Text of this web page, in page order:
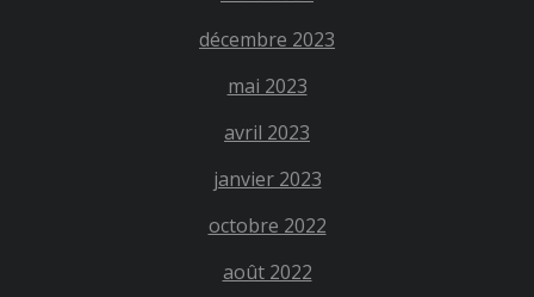
décembre 2023
mai 2023
avril 2023
janvier 2023
octobre 2022
août 2022